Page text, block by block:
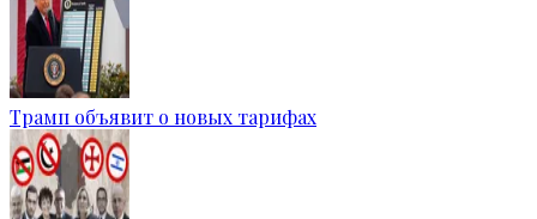
Трамп объявит о новых тарифах